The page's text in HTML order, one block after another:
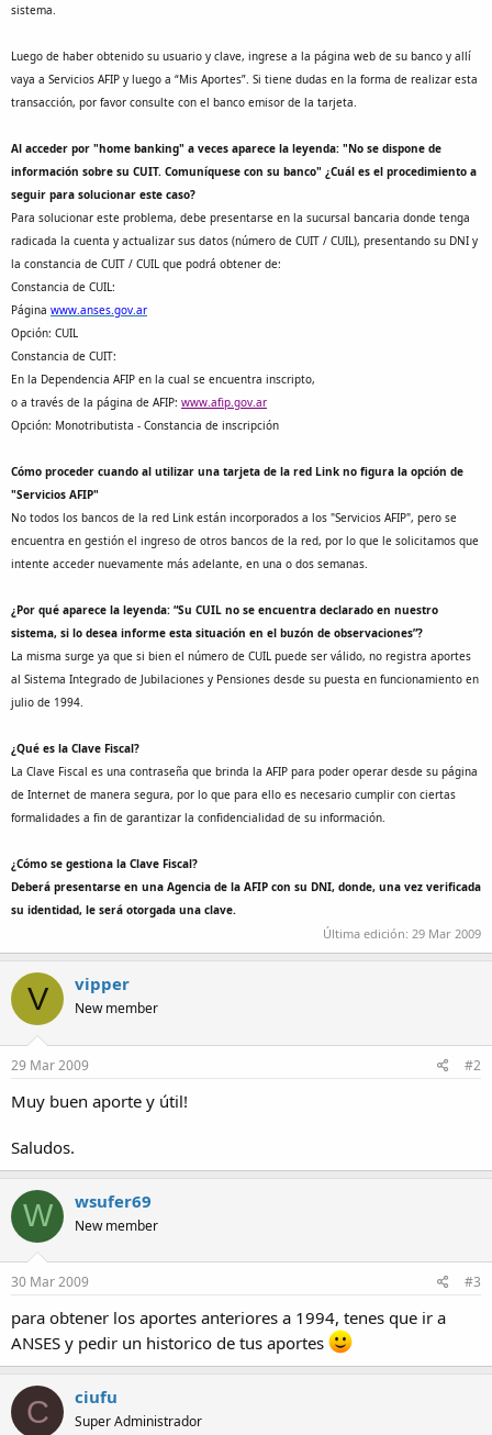
sistema.
Luego de haber obtenido su usuario y clave, ingrese a la página web de su banco y allí
vaya a Servicios AFIP y luego a “Mis Aportes”. Si tiene dudas en la forma de realizar esta
transacción, por favor consulte con el banco emisor de la tarjeta.
Al acceder por "home banking" a veces aparece la leyenda: "No se dispone de
información sobre su CUIT. Comuníquese con su banco" ¿Cuál es el procedimiento a
seguir para solucionar este caso?
Para solucionar este problema, debe presentarse en la sucursal bancaria donde tenga
radicada la cuenta y actualizar sus datos (número de CUIT / CUIL), presentando su DNI y
la constancia de CUIT / CUIL que podrá obtener de:
Constancia de CUIL:
Página www.anses.gov.ar
Opción: CUIL
Constancia de CUIT:
En la Dependencia AFIP en la cual se encuentra inscripto,
o a través de la página de AFIP: www.afip.gov.ar
Opción: Monotributista - Constancia de inscripción
Cómo proceder cuando al utilizar una tarjeta de la red Link no figura la opción de
"Servicios AFIP"
No todos los bancos de la red Link están incorporados a los "Servicios AFIP", pero se
encuentra en gestión el ingreso de otros bancos de la red, por lo que le solicitamos que
intente acceder nuevamente más adelante, en una o dos semanas.
¿Por qué aparece la leyenda: “Su CUIL no se encuentra declarado en nuestro
sistema, si lo desea informe esta situación en el buzón de observaciones”?
La misma surge ya que si bien el número de CUIL puede ser válido, no registra aportes
al Sistema Integrado de Jubilaciones y Pensiones desde su puesta en funcionamiento en
julio de 1994.
¿Qué es la Clave Fiscal?
La Clave Fiscal es una contraseña que brinda la AFIP para poder operar desde su página
de Internet de manera segura, por lo que para ello es necesario cumplir con ciertas
formalidades a fin de garantizar la confidencialidad de su información.
¿Cómo se gestiona la Clave Fiscal?
Deberá presentarse en una Agencia de la AFIP con su DNI, donde, una vez verificada
su identidad, le será otorgada una clave.
Última edición: 29 Mar 2009
V vipper
New member
29 Mar 2009 #2
Muy buen aporte y útil!
Saludos.
W wsufer69
New member
30 Mar 2009 #3
para obtener los aportes anteriores a 1994, tenes que ir a
ANSES y pedir un historico de tus aportes
C ciufu
Super Administrador